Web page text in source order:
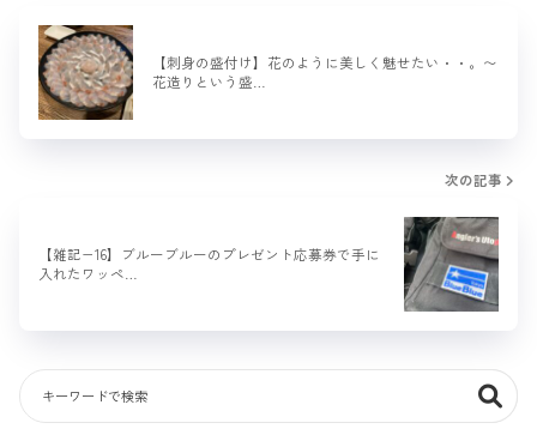
【刺身の盛付け】花のように美しく魅せたい・・。〜
花造りという盛…
次の記事
【雑記−16】ブルーブルーのプレゼント応募券で手に
入れたワッペ…